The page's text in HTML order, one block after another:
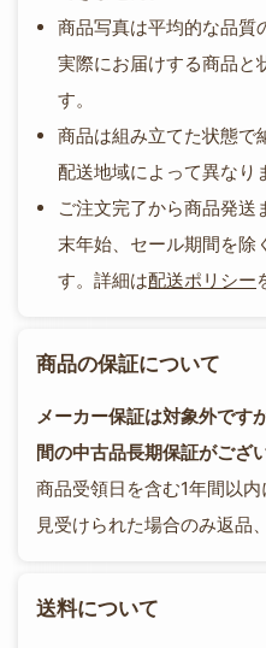
商品写真は平均的な品質
実際にお届けする商品と
す。
商品は組み立てた状態で
配送地域によって異なり
ご注文完了から商品発送
末年始、セール期間を除
す。詳細は配送ポリシー
商品の保証について
メーカー保証は対象外です
間の中古品長期保証がござ
商品受領日を含む1年間以
見受けられた場合のみ返品
送料について